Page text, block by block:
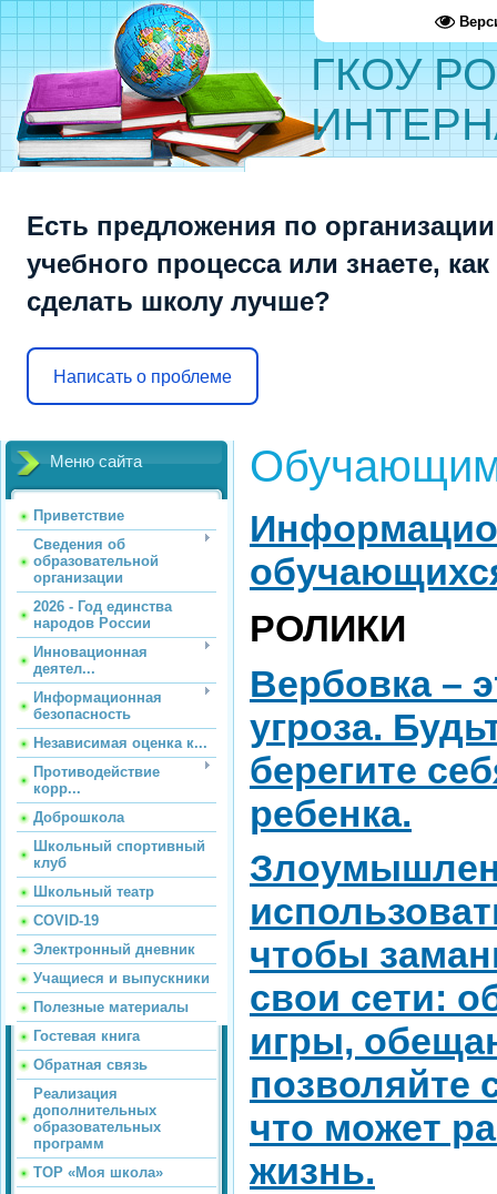
ГКОУ
Есть предложения по организации
учебного процесса или знаете, как
сделать школу лучше?
Написать о проблеме
Меню сайта
Приветствие
Сведения об
образовательной
организации
2026 - Год единства
народов России
Инновационная
деятел...
Информационная
безопасность
Независимая оценка к...
Противодействие
корр...
Доброшкола
Школьный спортивный
клуб
Школьный театр
COVID-19
Электронный дневник
Учащиеся и выпускники
Полезные материалы
Гостевая книга
Обратная связь
Реализация
дополнительных
образовательных
программ
ТОР «Моя школа»
РОЛИКИ
Вербовка –
угроза.
берегите
ребенка.
чтобы
свои сети:
игры,
позволяйте
что может
жизнь.